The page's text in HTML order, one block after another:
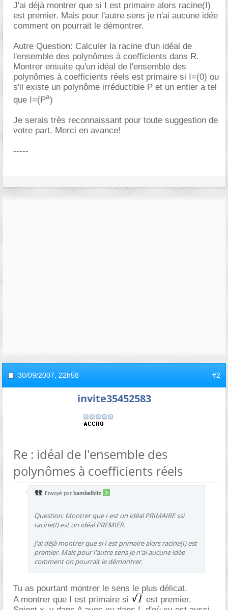
J'ai déjà montrer que si I est primaire alors racine(I)
est premier. Mais pour l'autre sens je n'ai aucune idée
comment on pourrait le démontrer.
Autre Question: Calculer la racine d'un idéal de
l'ensemble des polynômes à coefficients dans R.
Montrer ensuite qu'un idéal de l'ensemble des
polynômes à coefficients réels est primaire si I=(0) ou
s'il existe un polynôme irréductible P et un entier a tel
que I=(Pa)
Je serais très reconnaissant pour toute suggestion de
votre part. Merci en avance!
-----
30/09/2007, 22h58 #2
invite35452583
Re : idéal de l'ensemble des
polynômes à coefficients réels
Envoyé par bambelbitz
Question: Montrer que I est un idéal PRIMAIRE ssi
racine(I) est un idéal PREMIER.
J'ai déjà montrer que si I est primaire alors racine(I) est
premier. Mais pour l'autre sens je n'ai aucune idée
comment on pourrait le démontrer.
Tu as pourtant montrer le sens le plus délicat.
A montrer que I est primaire si
est premier.